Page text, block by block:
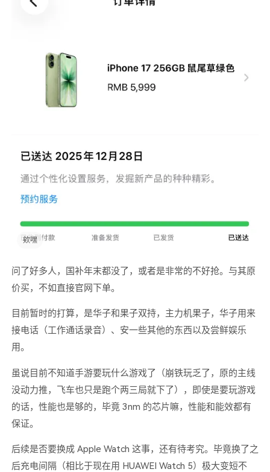
欸嘿
问了好多人，国补年末都没了，或者是非常的不好抢。与其原
价买，不如直接官网下单。
目前暂时的打算，是华子和果子双持，主力机果子，华子用来
接电话（工作通话录音）、安一些其他的东西以及尝鲜娱乐
用。
虽说目前不知道手游要玩什么游戏了（崩铁玩乏了，原的主线
没动力推，飞车也只是跑个两三局就下了），即使是要玩游戏
的话，性能也是够的，毕竟 3nm 的芯片嘛，性能和能效都有
保证。
后续是否要换成 Apple Watch 这事，还有待考究。毕竟换了之
后充电间隔（相比于现在用 HUAWEI Watch 5）极大变短不